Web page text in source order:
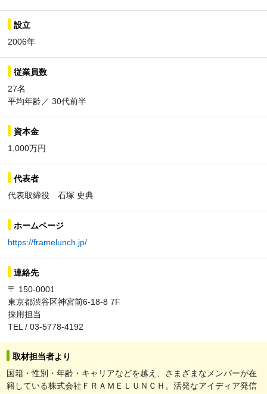
設立
2006年
従業員数
27名
平均年齢／ 30代前半
資本金
1,000万円
代表者
代表取締役 石塚 史典
ホームページ
https://framelunch.jp/
連絡先
〒 150-0001
東京都渋谷区神宮前6-18-8 7F
採用担当
TEL / 03-5778-4192
取材担当者より
国籍・性別・年齢・キャリアなどを越え、さまざまなメンバーが在
籍している株式会社ＦＲＡＭＥＬＵＮＣＨ。活発なアイディア発信